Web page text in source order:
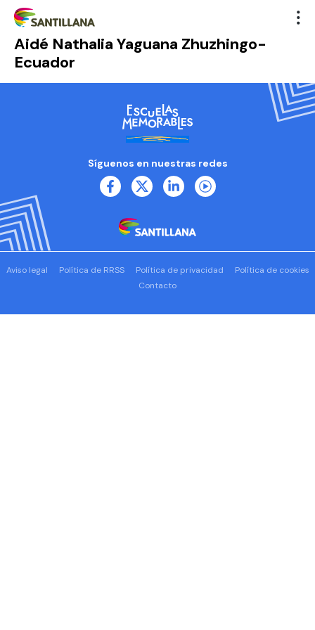
Aidé Nathalia Yaguana Zhuzhingo-
Ecuador
Síguenos en nuestras redes
Aviso legal Política de RRSS Política de privacidad
Política de cookies
Contacto